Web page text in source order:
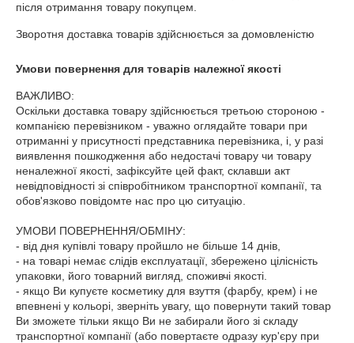
після отримання товару покупцем.
Зворотня доставка товарів здійснюється за домовленістю
Умови повернення для товарів належної якості
ВАЖЛИВО:
Оскільки доставка товару здійснюється третьою стороною -
компанією перевізником - уважно оглядайте товари при
отриманні у присутності представника перевізника, і, у разі
виявлення пошкодження або недостачі товару чи товару
неналежної якості, зафіксуйте цей факт, склавши акт
невідповідності зі співробітником транспортної компанії, та
обов'язково повідомте нас про цю ситуацію.
УМОВИ ПОВЕРНЕННЯ/ОБМІНУ:
- від дня купівлі товару пройшло не більше 14 днів,
- на товарі немає слідів експлуатації, збережено цілісність
упаковки, його товарний вигляд, споживчі якості.
- якщо Ви купуєте косметику для взуття (фарбу, крем) і не
впевнені у кольорі, зверніть увагу, що повернути такий товар
Ви зможете тільки якщо Ви не забирали його зі складу
транспортної компанії (або повертаєте одразу кур'єру при